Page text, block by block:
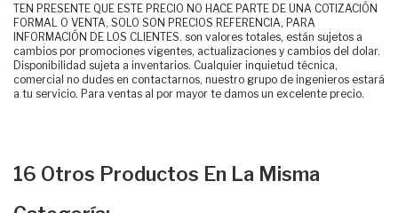
TEN PRESENTE QUE ESTE PRECIO NO HACE PARTE DE UNA COTIZACIÓN
FORMAL O VENTA, SOLO SON PRECIOS REFERENCIA, PARA
INFORMACIÓN DE LOS CLIENTES. son valores totales, están sujetos a
cambios por promociones vigentes, actualizaciones y cambios del dolar.
Disponibilidad sujeta a inventarios. Cualquier inquietud técnica,
comercial no dudes en contactarnos, nuestro grupo de ingenieros estará
a tu servicio. Para ventas al por mayor te damos un excelente precio.
16 Otros Productos En La Misma